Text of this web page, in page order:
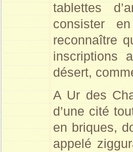
tablettes
consister
reconnaître
inscriptions
désert,
A Ur des
d’une cité
en briques,
appelé